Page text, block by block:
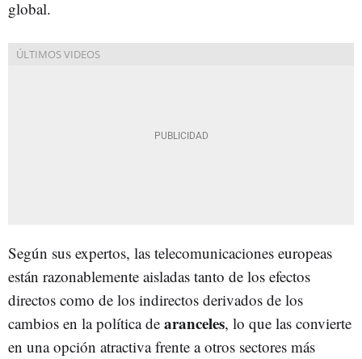
global.
Según sus expertos, las telecomunicaciones europeas
están razonablemente aisladas tanto de los efectos
directos como de los indirectos derivados de los
cambios en la política de aranceles, lo que las convierte
en una opción atractiva frente a otros sectores más